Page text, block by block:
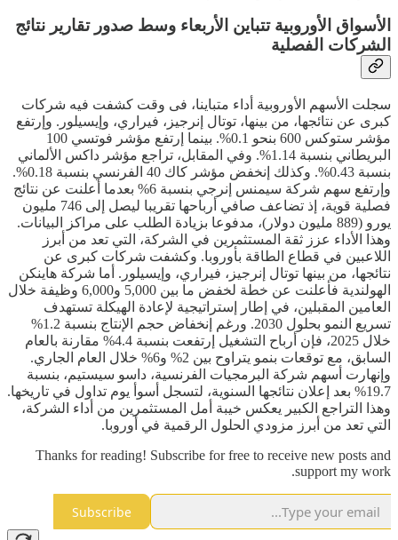
الأسواق الأوروبية تتباين الأربعاء وسط صدور تقارير نتائج
الشركات الفصلية
سجلت الأسهم الأوروبية أداء متباينا، فى وقت كشفت فيه شركات
كبرى عن نتائجها، من بينها، توتال إنرجيز، فيراري، وإيسيلور. وإرتفع
مؤشر ستوكس 600 بنحو 0.1%. بينما إرتفع مؤشر فوتسي 100
البريطاني بنسبة 1.14%. وفي المقابل، تراجع مؤشر داكس الألماني
بنسبة 0.43%. وكذلك إنخفض مؤشر كاك 40 الفرنسي بنسبة 0.18%.
وإرتفع سهم شركة سيمنس إنرجي بنسبة 6% بعدما أعلنت عن نتائج
فصلية قوية، إذ تضاعف صافي أرباحها تقريبا ليصل إلى 746 مليون
يورو (889 مليون دولار)، مدفوعا بزيادة الطلب على مراكز البيانات.
وهذا الأداء عزز ثقة المستثمرين في الشركة، التي تعد من أبرز
اللاعبين في قطاع الطاقة بأوروبا. وكشفت شركات كبرى عن
نتائجها، من بينها توتال إنرجيز، فيراري، وإيسيلور. أما شركة هاينكن
الهولندية فأعلنت عن خطة لخفض ما بين 5,000 و6,000 وظيفة خلال
العامين المقبلين، في إطار إستراتيجية لإعادة الهيكلة تستهدف
تسريع النمو بحلول 2030. ورغم إنخفاض حجم الإنتاج بنسبة 1.2%
خلال 2025، فإن أرباح التشغيل إرتفعت بنسبة 4.4% مقارنة بالعام
السابق، مع توقعات بنمو يتراوح بين 2% و6% خلال العام الجاري.
وإنهارت أسهم شركة البرمجيات الفرنسية، داسو سيستيم، بنسبة
19.7% بعد إعلان نتائجها السنوية، لتسجل أسوأ يوم تداول في تاريخها.
وهذا التراجع الكبير يعكس خيبة أمل المستثمرين من أداء الشركة،
التي تعد من أبرز مزودي الحلول الرقمية في أوروبا.
Thanks for reading! Subscribe for free to receive new posts and
support my work.
Subscribe